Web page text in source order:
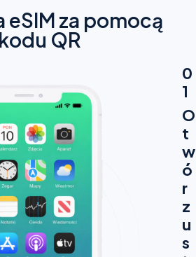
eSIM za pomocą
kodu QR
0
1
O
t
w
ó
r
z
u
s